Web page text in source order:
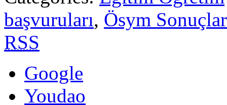
başvuruları, Ösym
RSS
Google
Youdao